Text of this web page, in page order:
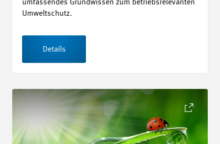
umfassendes Grundwissen zum betriebsrelevanten
Umweltschutz.
Details
Details Révision SN EN ISO 14001:2026 - Management